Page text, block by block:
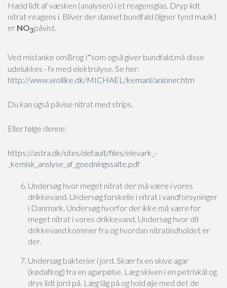
Hæld lidt af væsken (analysen) i et reagensglas. Dryp lidt
nitrat-reagens i. Bliver der dannet bundfald (ligner tynd mælk)
er NO3påvist.
Ved mistanke omBrog I–som også giver bundfald,må disse
udelukkes - fx med elektrolyse. Se her:
http://www.wollike.dk/MICHAEL/kemanl/anioner.htm
Du kan også påvise nitrat med strips.
Eller følge denne:
https://astra.dk/sites/default/files/elevark_-
_kemisk_anslyse_af_goedningssalte.pdf
Undersøg hvor meget nitrat der må være i vores
drikkevand. Undersøg forskelle i nitrat i vandforsyninger
i Danmark. Undersøg hvorfor der ikke må være for
meget nitrat i vores drikkevand. Undersøg hvor dit
drikkevand kommer fra og hvordan nitratindholdet er
der.
Undersøg bakterier i jord. Skær fx en skive agar
(kødafkog) fra en agarpølse. Læg skiven i en petriskål og
drys lidt jord på. Læg låg på og hold øje med det de